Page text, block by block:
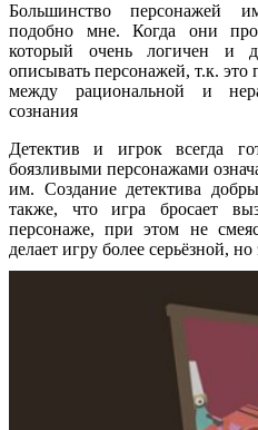
Большинство персонажей
подобно мне. Когда они
который очень логичен и
описывать персонажей, т.к.
между рациональной и
сознания
Детектив и игрок всегда
боязливыми персонажами
им. Создание детектива
также, что игра бросает
персонаже, при этом не
делает игру более серьёзной,